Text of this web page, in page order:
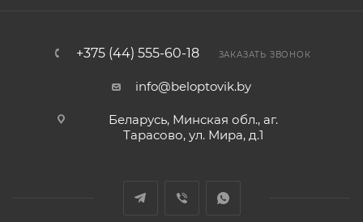
+375 (44) 555-60-18 ЗАКАЗАТЬ ЗВОНОК
info@beloptovik.by
Беларусь, Минская обл., аг.
Тарасово, ул. Мира, д.1